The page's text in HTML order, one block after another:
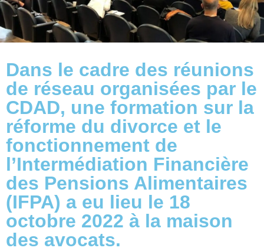
Dans le cadre des réunions
de réseau organisées par le
CDAD, une formation sur la
réforme du divorce et le
fonctionnement de
l’Intermédiation Financière
des Pensions Alimentaires
(IFPA) a eu lieu le 18
octobre 2022 à la maison
des avocats.